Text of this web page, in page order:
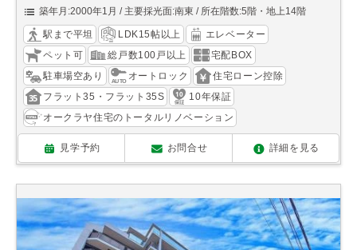
築年月:2000年1月
主要採光面:南東 所在階数:5階・地上14階
駅まで平坦 LDK15帖以上
エレベーター
ペット可
総戸数100戸以上
宅配BOX
駐車場空あり
オートロック
住宅ローン控除
フラット35・フラット35S
10年保証
オークラヤ住宅のトータルリノベーション
見学予約 お問合せ 詳細を見る